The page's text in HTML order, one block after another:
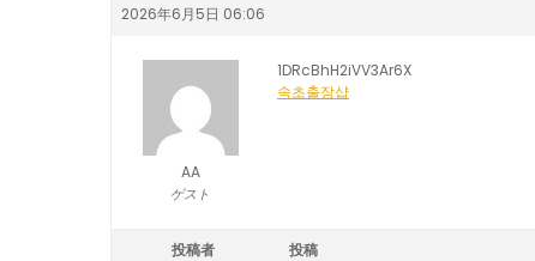
2026年6月5日 06:06
AA
ゲスト
1DRcBhH2iVV3Ar6X
속초출장샵
投稿者 投稿